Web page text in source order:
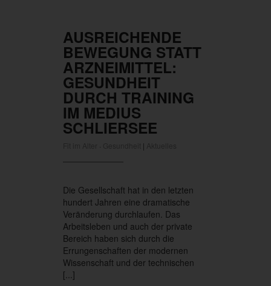
AUSREICHENDE
BEWEGUNG STATT
ARZNEIMITTEL:
GESUNDHEIT
DURCH TRAINING
IM MEDIUS
SCHLIERSEE
· |
Die Gesellschaft hat in den letzten
hundert Jahren eine dramatische
Veränderung durchlaufen. Das
Arbeitsleben und auch der private
Bereich haben sich durch die
Errungenschaften der modernen
Wissenschaft und der technischen
[...]